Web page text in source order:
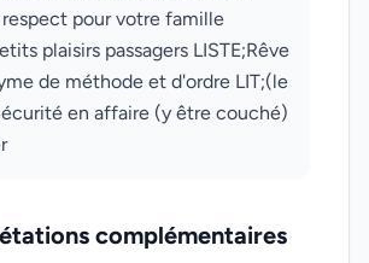
respect pour votre famille
plaisirs passagers LISTE;Rêve
de méthode et d'ordre LIT;(le
en affaire (y être couché)
complémentaires